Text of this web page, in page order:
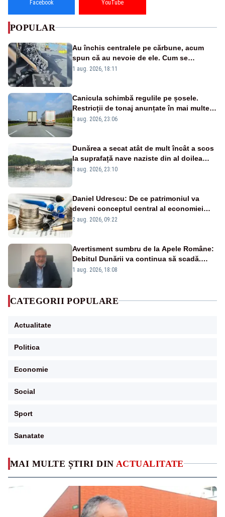
MAI MULTE ȘTIRI DIN ACTUALITATE
Facebook YouTube
POPULAR
Au închis centralele pe cărbune, acum
spun că au nevoie de ele. Cum se
pasează vina în plină criză energetică
1 aug. 2026, 18:11
Canicula schimbă regulile pe șosele.
Restricții de tonaj anunțate în mai multe
județe
1 aug. 2026, 23:06
Dunărea a secat atât de mult încât a scos
la suprafață nave naziste din al doilea
război mondial
1 aug. 2026, 23:10
Daniel Udrescu: De ce patrimoniul va
deveni conceptul central al economiei
viitoare?
2 aug. 2026, 09:22
Avertisment sumbru de la Apele Române:
Debitul Dunării va continua să scadă.
Cernavodă s-ar putea închide în 4 zile
1 aug. 2026, 18:08
CATEGORII POPULARE
Actualitate
Politica
Economie
Social
Sport
Sanatate